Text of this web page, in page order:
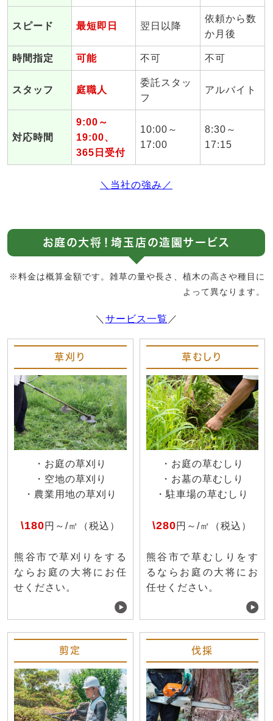
スピード 最短即日 翌日以降
依頼から数
か月後
時間指定 可能 不可 不可
スタッフ 庭職人
委託スタッ
フ
アルバイト
対応時間
9:00～
19:00、
365日受付
10:00～
17:00
8:30～
17:15
＼当社の強み／
お庭の大将！埼玉店の造園サービス
※料金は概算金額です。雑草の量や長さ、植木の高さや種目に
よって異なります。
＼ サービス一覧 ／
草刈り
・お庭の草刈り
・空地の草刈り
・農業用地の草刈り
\180円～/㎡（税込）
熊谷市で草刈りをする
ならお庭の大将にお任
せください。
草むしり
・お庭の草むしり
・お墓の草むしり
・駐車場の草むしり
\280円～/㎡（税込）
熊谷市で草むしりをす
るならお庭の大将にお
任せください。
剪定 伐採